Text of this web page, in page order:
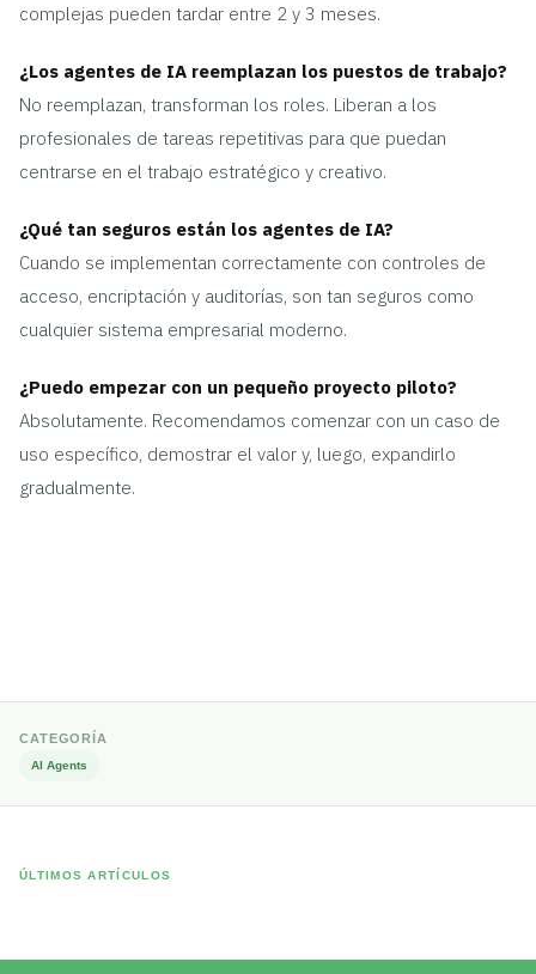
complejas pueden tardar entre 2 y 3 meses.
¿Los agentes de IA reemplazan los puestos de trabajo?
No reemplazan, transforman los roles. Liberan a los
profesionales de tareas repetitivas para que puedan
centrarse en el trabajo estratégico y creativo.
¿Qué tan seguros están los agentes de IA?
Cuando se implementan correctamente con controles de
acceso, encriptación y auditorías, son tan seguros como
cualquier sistema empresarial moderno.
¿Puedo empezar con un pequeño proyecto piloto?
Absolutamente. Recomendamos comenzar con un caso de
uso específico, demostrar el valor y, luego, expandirlo
gradualmente.
CATEGORÍA
AI Agents
ÚLTIMOS ARTÍCULOS